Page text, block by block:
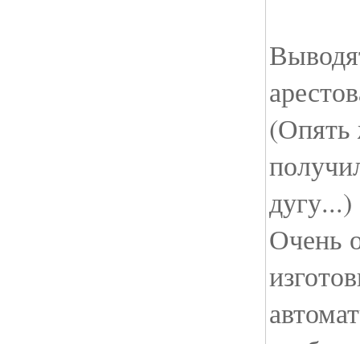
(Опять
дугу...)
Очень